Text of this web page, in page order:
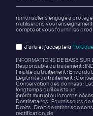
ramonsoler s'engage à
n'utiliserons vos
compte et vous fournir les
J'ai lu et j'accepte la
INFORMATIONS DE BASE
Responsable du traitement :
Finalité du traitement : Envoi
Légitimité du traitement :
Conservation des données :
longtemps qu'il existe un
intérêt mutuel ou le temps
Destinataires : Fournisseurs
Droits : Droit de retirer son
rectification, de